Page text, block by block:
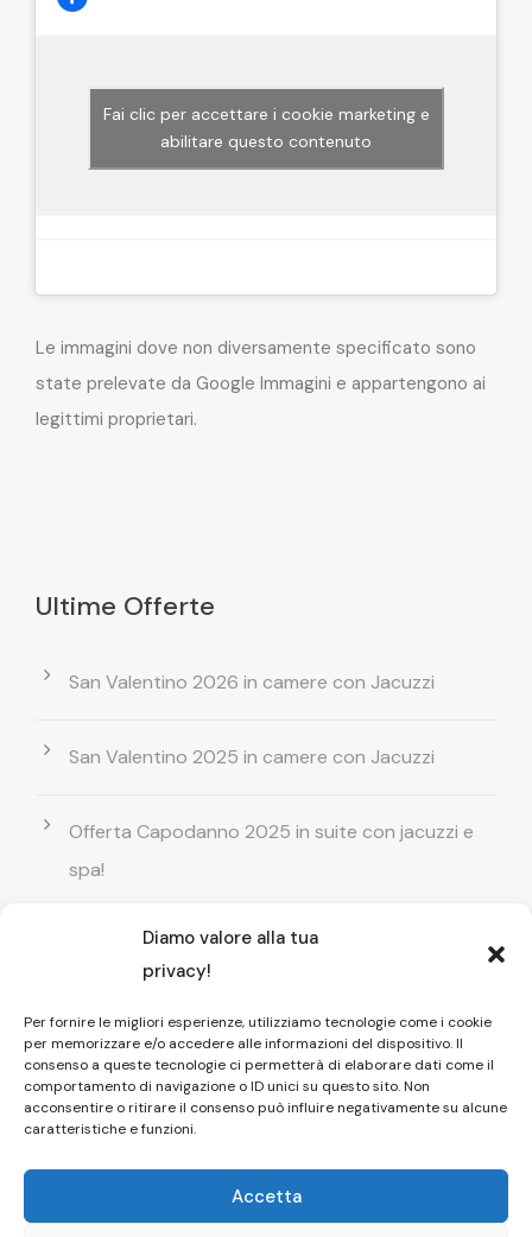
Diamo valore alla tua
privacy!
Per fornire le migliori esperienze, utilizziamo tecnologie come i cookie
per memorizzare e/o accedere alle informazioni del dispositivo. Il
consenso a queste tecnologie ci permetterà di elaborare dati come il
comportamento di navigazione o ID unici su questo sito. Non
acconsentire o ritirare il consenso può influire negativamente su alcune
caratteristiche e funzioni.
Accetta
Fai clic per accettare i cookie marketing e
abilitare questo contenuto
Le immagini dove non diversamente specificato sono
state prelevate da Google Immagini e appartengono ai
legittimi proprietari.
Ultime Offerte
San Valentino 2026 in camere con Jacuzzi
San Valentino 2025 in camere con Jacuzzi
Offerta Capodanno 2025 in suite con jacuzzi e
spa!
Offerta Natale in camera con vasca
idromassaggio ! Prenota il tuo relax esclusivo
Entrata GRATUITA in Piscina esterna! Il tuo relax
di coppia